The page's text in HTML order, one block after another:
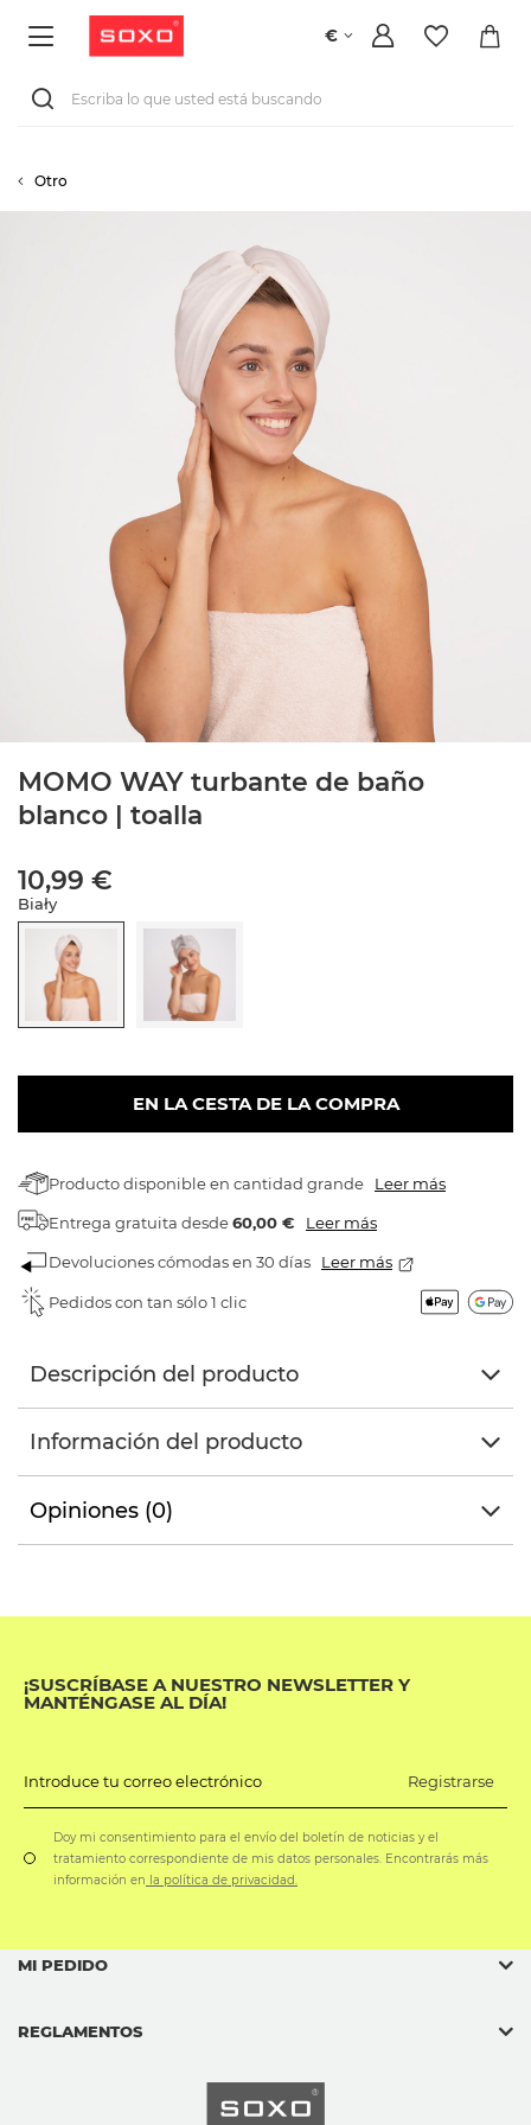
€
Otro
MOMO WAY turbante de baño
blanco | toalla
10,99 €
Biały
EN LA CESTA DE LA COMPRA
Producto disponible en cantidad grande Leer más
Entrega gratuita desde60,00 € Leer más
Devoluciones cómodas en 30 días Leer más
Pedidos con tan sólo 1 clic
Descripción del producto
Información del producto
Opiniones (0)
¡SUSCRÍBASE A NUESTRO NEWSLETTER Y
MANTÉNGASE AL DÍA!
Introduce tu correo electrónico Registrarse
Doy mi consentimiento para el envío del boletín de noticias y el
tratamiento correspondiente de mis datos personales. Encontrarás más
información en la política de privacidad.
MI PEDIDO
REGLAMENTOS